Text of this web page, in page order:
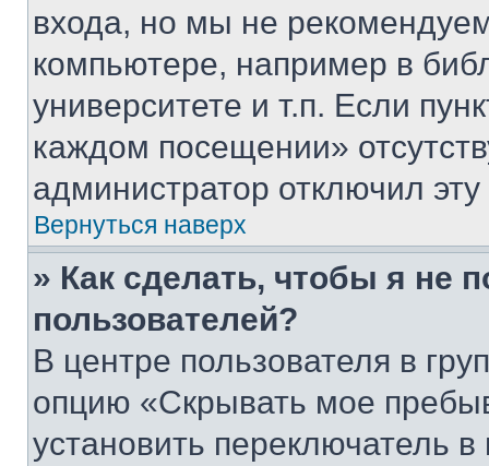
входа, но мы не
компьютере, например в
университете и т.п. Если
каждом посещении»
администратор отключил
Вернуться наверх
» Как сделать, чтобы я не
пользователей?
В центре пользователя в
опцию «Скрывать мое
установить переключатель